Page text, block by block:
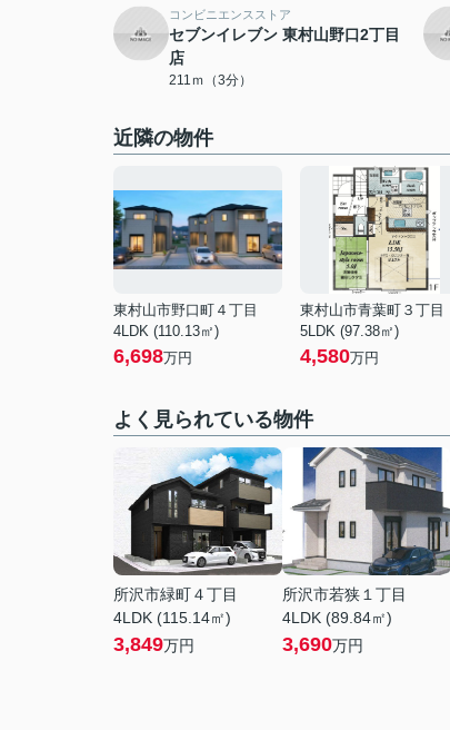
コンビニエンスストア
セブンイレブン 東村山野口2丁目
店
211ｍ（3分）
近隣の物件
東村山市野口町４丁目
4LDK (110.13㎡)
6,698万円
東村山市青葉町３丁目
5LDK (97.38㎡)
4,580万円
よく見られている物件
所沢市緑町４丁目
4LDK (115.14㎡)
3,849万円
所沢市若狭１丁目
4LDK (89.84㎡)
3,690万円